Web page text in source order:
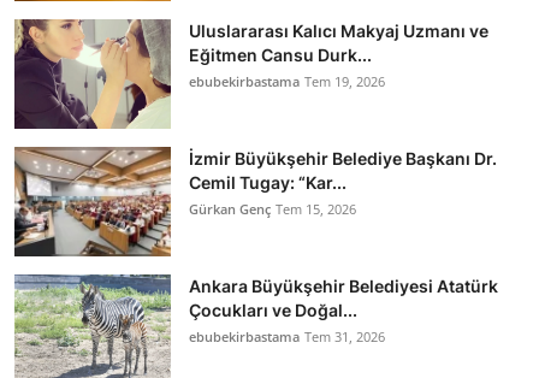
Uluslararası Kalıcı Makyaj Uzmanı ve
Eğitmen Cansu Durk...
ebubekirbastama Tem 19, 2026
İzmir Büyükşehir Belediye Başkanı Dr.
Cemil Tugay: “Kar...
Gürkan Genç Tem 15, 2026
Ankara Büyükşehir Belediyesi Atatürk
Çocukları ve Doğal...
ebubekirbastama Tem 31, 2026